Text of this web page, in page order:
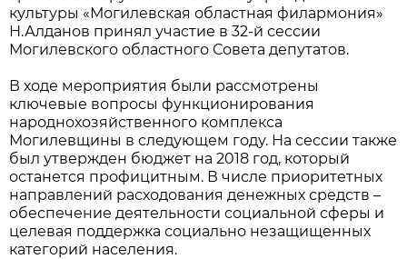
культуры «Могилевская областная филармония»
Н.Алданов принял участие в 32-й сессии
Могилевского областного Совета депутатов.
В ходе мероприятия были рассмотрены
ключевые вопросы функционирования
народнохозяйственного комплекса
Могилевщины в следующем году. На сессии также
был утвержден бюджет на 2018 год, который
останется профицитным. В числе приоритетных
направлений расходования денежных средств –
обеспечение деятельности социальной сферы и
целевая поддержка социально незащищенных
категорий населения.